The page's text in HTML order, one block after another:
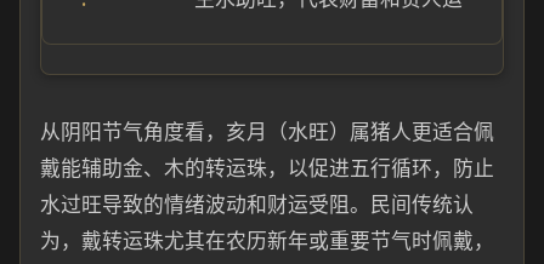
从阴阳节气角度看，亥月（水旺）属猪人更适合佩
戴能辅助金、木的转运珠，以促进五行循环，防止
水过旺导致的情绪波动和财运受阻。民间传统认
为，戴转运珠尤其在农历新年或重要节气时佩戴，